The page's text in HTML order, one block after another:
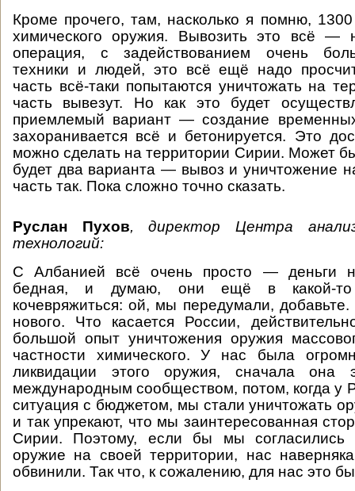
Кроме прочего, там, насколько я помню,
химического оружия. Вывозить это всё —
операция, с задействованием очень
техники и людей, это всё ещё надо
часть всё-таки попытаются уничтожать на
часть вывезут. Но как это будет
приемлемый вариант — создание
захоранивается всё и бетонируется. Это
можно сделать на территории Сирии. Может
будет два варианта — вывоз и уничтожение
часть так. Пока сложно точно сказать.
Руслан Пухов,директор Центра
технологий:
С Албанией всё очень просто — деньги
бедная, и думаю, они ещё в какой-то
кочевряжиться: ой, мы передумали,
нового. Что касается России,
большой опыт уничтожения оружия
частности химического. У нас была
ликвидации этого оружия, сначала она
международным сообществом, потом, когда у
ситуация с бюджетом, мы стали уничтожать
и так упрекают, что мы заинтересованная
Сирии. Поэтому, если бы мы согласились
оружие на своей территории, нас
обвинили. Так что, к сожалению, для нас это